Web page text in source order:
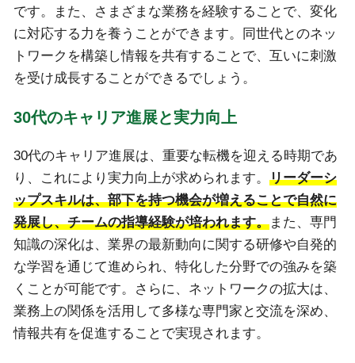
です。また、さまざまな業務を経験することで、変化
に対応する力を養うことができます。同世代とのネッ
トワークを構築し情報を共有することで、互いに刺激
を受け成長することができるでしょう。
30代のキャリア進展と実力向上
30代のキャリア進展は、重要な転機を迎える時期であ
り、これにより実力向上が求められます。 リーダーシ
ップスキルは、部下を持つ機会が増えることで自然に
発展し、チームの指導経験が培われます。また、専門
知識の深化は、業界の最新動向に関する研修や自発的
な学習を通じて進められ、特化した分野での強みを築
くことが可能です。さらに、ネットワークの拡大は、
業務上の関係を活用して多様な専門家と交流を深め、
情報共有を促進することで実現されます。